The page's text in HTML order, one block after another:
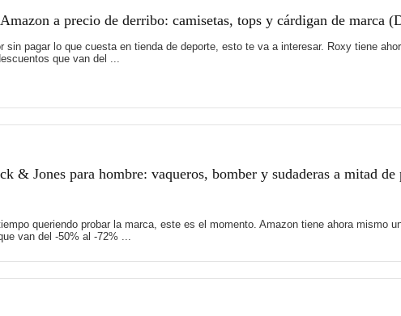
a precio de derribo: camisetas, tops y cárdigan de marca
pagar lo que cuesta en tienda de deporte, esto te va a interesar. Roxy tiene
que van del ...
& Jones para hombre: vaqueros, bomber y sudaderas a mitad de
queriendo probar la marca, este es el momento. Amazon tiene ahora mismo
van del -50% al -72% ...